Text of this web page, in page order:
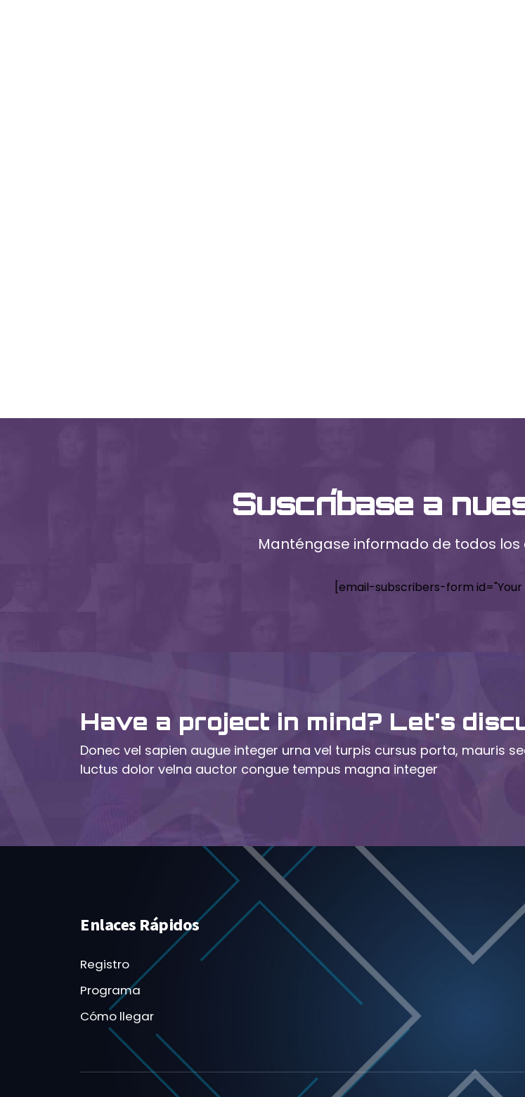
Suscríbase a
Manténgase informado de todos
[email-subscribers-form id="Your
Have a project in mind? Let's
Donec vel sapien augue integer urna vel turpis cursus porta, mauris
luctus dolor velna auctor congue tempus magna integer
Enlaces Rápidos
Registro
Programa
Cómo llegar